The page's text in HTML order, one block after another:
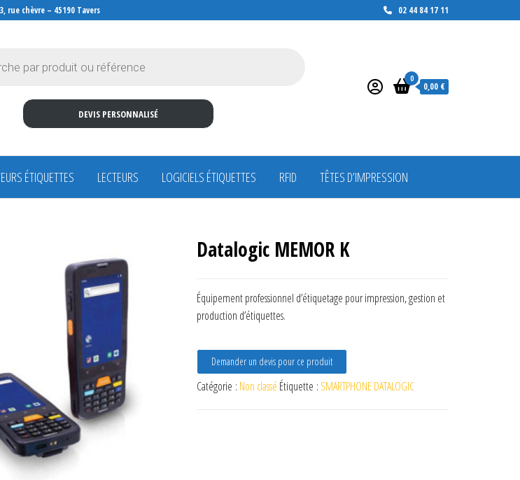
3, rue chèvre – 45190 Tavers 02 44 84 17 11
DEVIS PERSONNALISÉ
0
0,00 €
ÉTIQUETTES LECTEURS LOGICIELS ÉTIQUETTES RFID TÊTES D’IMPRESSION
Datalogic MEMOR K
Équipement professionnel d’étiquetage pour impression, gestion et
production d’étiquettes.
Demander un devis pour ce produit
Catégorie : Non classé Étiquette : SMARTPHONE DATALOGIC